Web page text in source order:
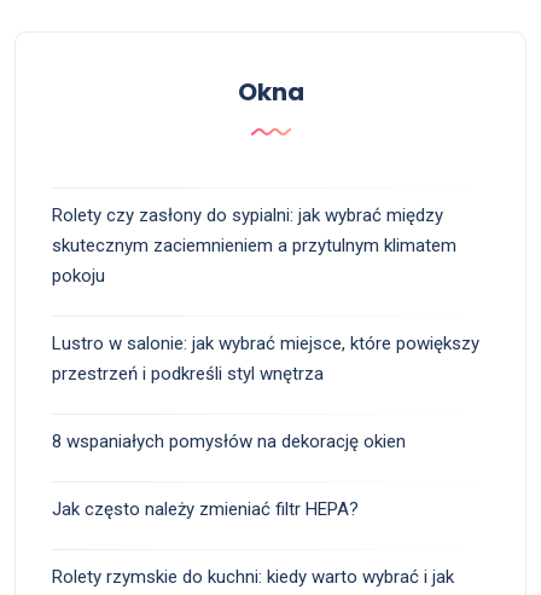
Okna
Rolety czy zasłony do sypialni: jak wybrać między
skutecznym zaciemnieniem a przytulnym klimatem
pokoju
Lustro w salonie: jak wybrać miejsce, które powiększy
przestrzeń i podkreśli styl wnętrza
8 wspaniałych pomysłów na dekorację okien
Jak często należy zmieniać filtr HEPA?
Rolety rzymskie do kuchni: kiedy warto wybrać i jak